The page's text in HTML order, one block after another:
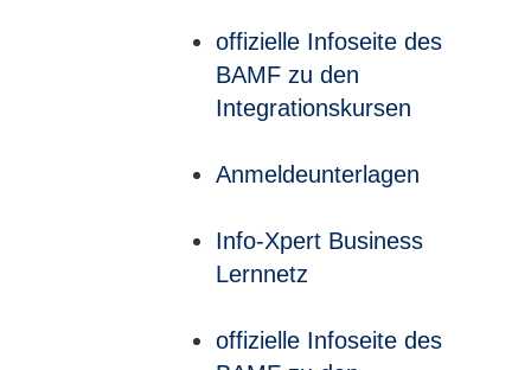
offizielle Infoseite des
BAMF zu den
Integrationskursen
Anmeldeunterlagen
Info-Xpert Business
Lernnetz
offizielle Infoseite des